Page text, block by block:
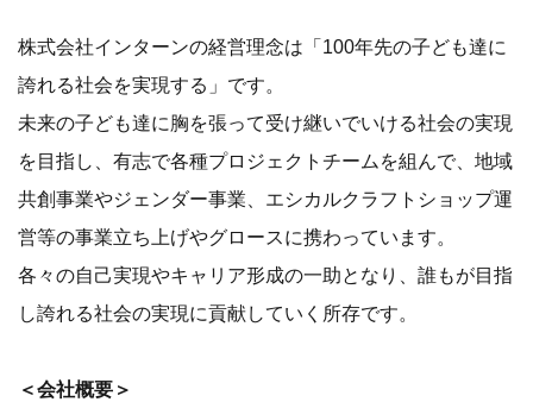
株式会社インターンの経営理念は「100年先の子ども達に
誇れる社会を実現する」です。
未来の子ども達に胸を張って受け継いでいける社会の実現
を目指し、有志で各種プロジェクトチームを組んで、地域
共創事業やジェンダー事業、エシカルクラフトショップ運
営等の事業立ち上げやグロースに携わっています。
各々の自己実現やキャリア形成の一助となり、誰もが目指
し誇れる社会の実現に貢献していく所存です。
＜会社概要＞